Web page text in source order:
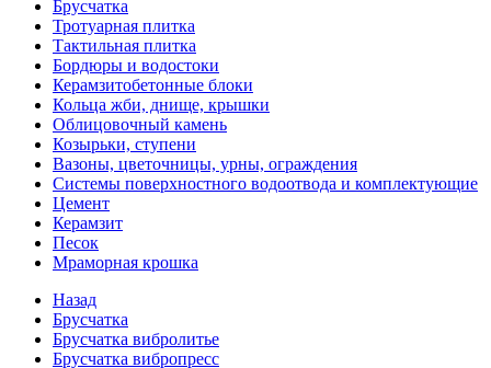
Брусчатка
Тротуарная плитка
Тактильная плитка
Бордюры и водостоки
Керамзитобетонные блоки
Кольца жби, днище, крышки
Облицовочный камень
Козырьки, ступени
Вазоны, цветочницы, урны, ограждения
Системы поверхностного водоотвода и комплектующие
Цемент
Керамзит
Песок
Мраморная крошка
Назад
Брусчатка
Брусчатка вибролитье
Брусчатка вибропресс